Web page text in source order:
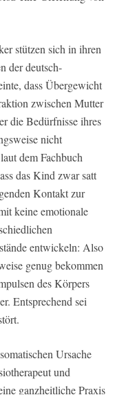
stützen sich in ihren
der deutsch-
dass Übergewicht
zwischen Mutter
die Bedürfnisse ihres
nicht
dem Fachbuch
das Kind zwar satt
Kontakt zur
keine emotionale
entwickeln: Also
genug bekommen
des Körpers
Entsprechend sei
Ursache
und
ganzheitliche Praxis